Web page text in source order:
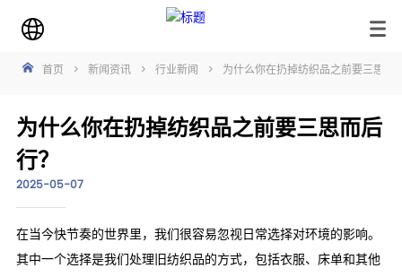
首页 > 新闻资讯 > 行业新闻 > 为什么你在扔掉纺织品之前要三思而
为什么你在扔掉纺织品之前要三思而后
行？
2025-05-07